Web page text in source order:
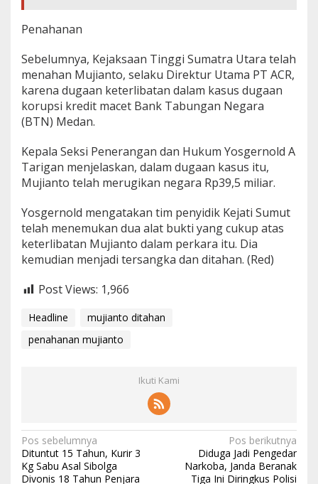
Penahanan
Sebelumnya, Kejaksaan Tinggi Sumatra Utara telah
menahan Mujianto, selaku Direktur Utama PT ACR,
karena dugaan keterlibatan dalam kasus dugaan
korupsi kredit macet Bank Tabungan Negara
(BTN) Medan.
Kepala Seksi Penerangan dan Hukum Yosgernold A
Tarigan menjelaskan, dalam dugaan kasus itu,
Mujianto telah merugikan negara Rp39,5 miliar.
Yosgernold mengatakan tim penyidik Kejati Sumut
telah menemukan dua alat bukti yang cukup atas
keterlibatan Mujianto dalam perkara itu. Dia
kemudian menjadi tersangka dan ditahan. (Red)
Post Views: 1,966
Headline
mujianto ditahan
penahanan mujianto
Ikuti Kami
N
a
Pos sebelumnya
Dituntut 15 Tahun, Kurir 3
Kg Sabu Asal Sibolga
Divonis 18 Tahun Penjara
Pos berikutnya
Diduga Jadi Pengedar
Narkoba, Janda Beranak
Tiga Ini Diringkus Polisi